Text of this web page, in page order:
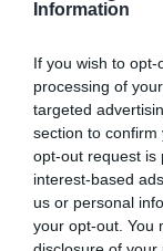
Information
If you wish to
processing of
targeted
section to
opt-out request is
interest-based
us or personal
your opt-out. You
εργασιών το